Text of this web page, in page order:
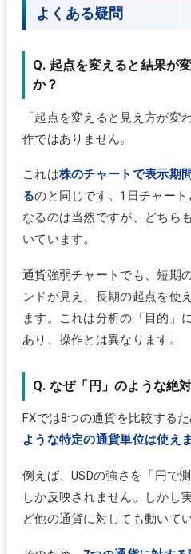
よくある疑問
Q. 起点を変えると結果が
か？
「起点を変えると見え方が変
作ではありません。
これは株のチャートで表示期
るのと同じです。1日チャー
なるのは当然ですが、どちら
いています。
通貨強弱チャートでも、短期
ンドが見え、長期の起点を使
ます。これは分析の「目的」
あり、操作とは異なります。
Q. なぜ「円」のような絶
FXでは8つの通貨を比較するた
ような特定の通貨単位は使え
例えば、USDの強さを「円で
しか反映されません。しかし
ど他の通貨に対しても動いてい